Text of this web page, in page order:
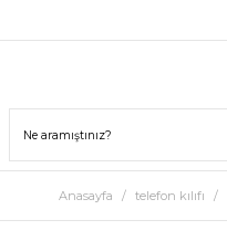
Anasayfa telefon kılıfı